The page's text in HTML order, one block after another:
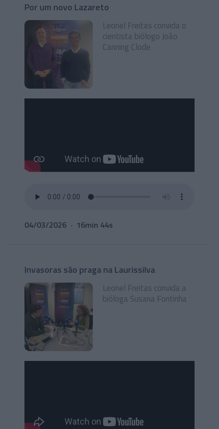
Por um novo Lazareto
Leonel Freitas convida o
cientista biólogo João
Canning Clode
04/03/2026 16min 44s
Invasoras são praga na Laurissilva
Leonel Freitas convida a
bióloga Susana Fontinha